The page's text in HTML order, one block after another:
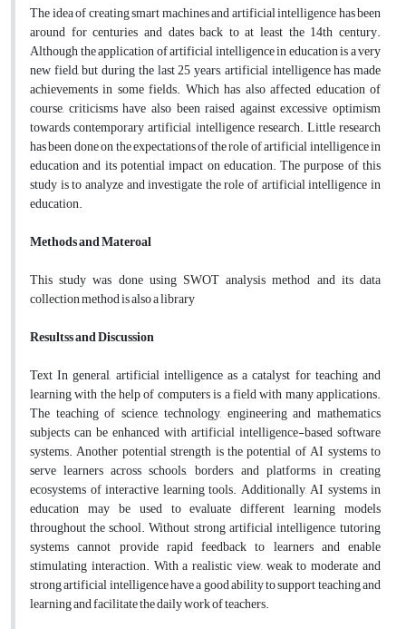
The idea of creating smart machines and artificial intelligence has been
around for centuries and dates back to at least the 14th century.
Although the application of artificial intelligence in education is a very
new field, but during the last 25 years, artificial intelligence has made
achievements in some fields. Which has also affected education of
course, criticisms have also been raised against excessive optimism
towards contemporary artificial intelligence research. Little research
has been done on the expectations of the role of artificial intelligence in
education and its potential impact on education. The purpose of this
study is to analyze and investigate the role of artificial intelligence in
education.
Methods and Materoal
This study was done using SWOT analysis method and its data
collection method is also a library
Resultss and Discussion
Text In general, artificial intelligence as a catalyst for teaching and
learning with the help of computers is a field with many applications.
The teaching of science, technology, engineering and mathematics
subjects can be enhanced with artificial intelligence-based software
systems. Another potential strength is the potential of AI systems to
serve learners across schools, borders, and platforms in creating
ecosystems of interactive learning tools. Additionally, AI systems in
education may be used to evaluate different learning models
throughout the school. Without strong artificial intelligence, tutoring
systems cannot provide rapid feedback to learners and enable
stimulating interaction. With a realistic view, weak to moderate and
strong artificial intelligence have a good ability to support teaching and
learning and facilitate the daily work of teachers.